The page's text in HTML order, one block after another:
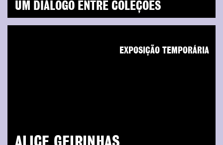
UM DIÁLOGO ENTRE COLEÇÕES
EXPOSIÇÃO TEMPORÁRIA